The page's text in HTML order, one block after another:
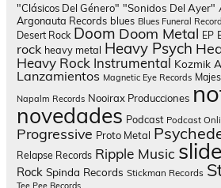
"Clásicos Del Género" "Sonidos Del Ayer"
Argonauta Records blues Blues Funeral
Desert Rock Doom Doom Metal EP
rock heavy metal Heavy Psych
Heavy Rock Instrumental Kozmik
Lanzamientos Magnetic Eye Records
Napalm Records Nooirax Producciones
novedades Podcast Podcast
Progressive Proto Metal
Relapse Records Ripple Music
Rock Spinda Records Stickman Records
Tee Pee Records